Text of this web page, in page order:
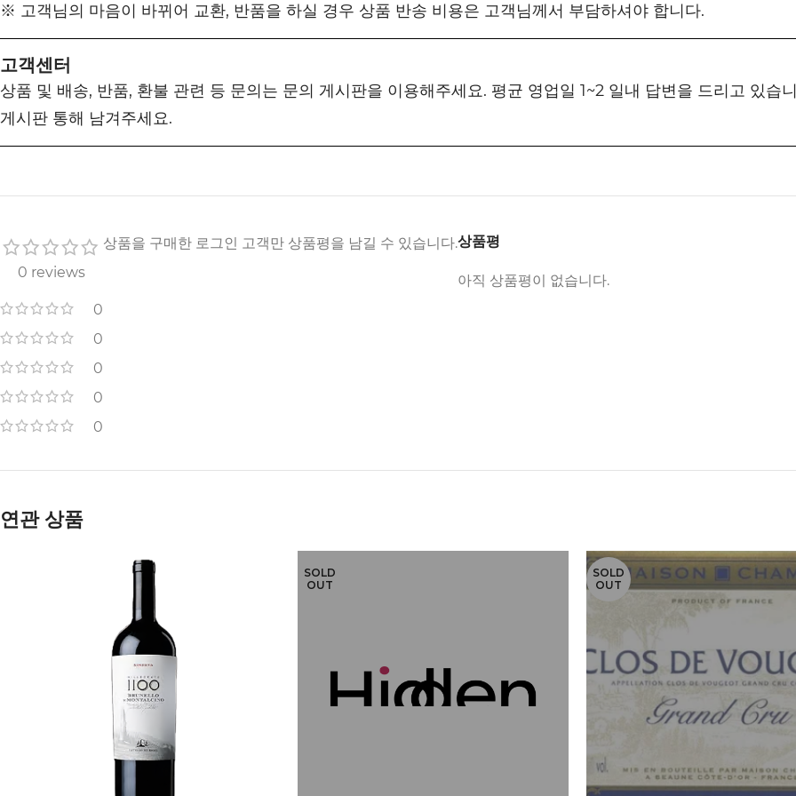
※ 고객님의 마음이 바뀌어 교환, 반품을 하실 경우 상품 반송 비용은 고객님께서 부담하셔야 합니다.
고객센터
상품 및 배송, 반품, 환불 관련 등 문의는 문의 게시판을 이용해주세요. 평균 영업일 1~2 일내 답변을 드리고 있습
게시판 통해 남겨주세요.
0 reviews
0
0
0
0
0
상품평
아직 상품평이 없습니다.
상품을 구매한 로그인 고객만 상품평을 남길 수 있습니다.
연관 상품
SOLD
OUT
SOLD
OUT